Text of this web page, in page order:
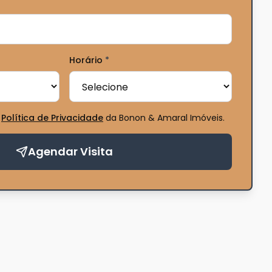
Horário *
Política de Privacidade da Bonon & Amaral Imóveis.
Agendar Visita